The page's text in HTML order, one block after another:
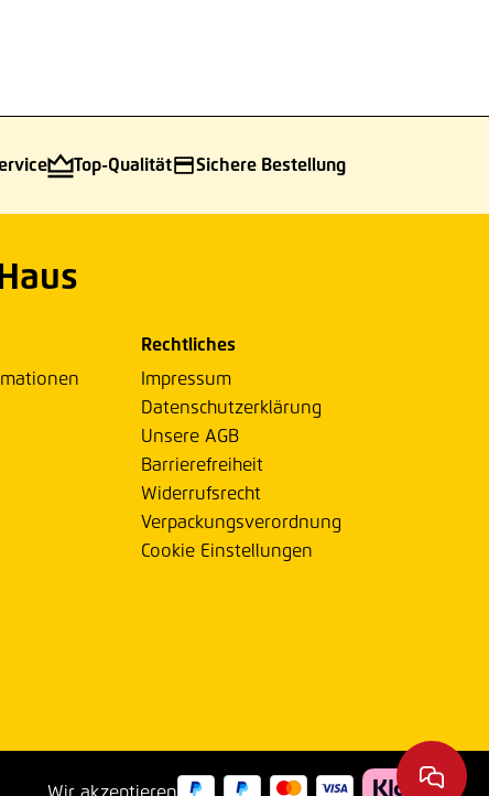
Top-Qualität Sichere Bestellung
Rechtliches
Impressum
Datenschutzerklärung
Unsere AGB
Barrierefreiheit
Widerrufsrecht
Verpackungsverordnung
Cookie Einstellungen
Wir akzeptieren